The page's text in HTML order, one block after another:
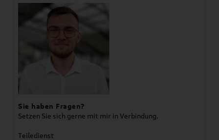
Sie haben Fragen?
Setzen Sie sich gerne mit mir in Verbindung.
Teiledienst